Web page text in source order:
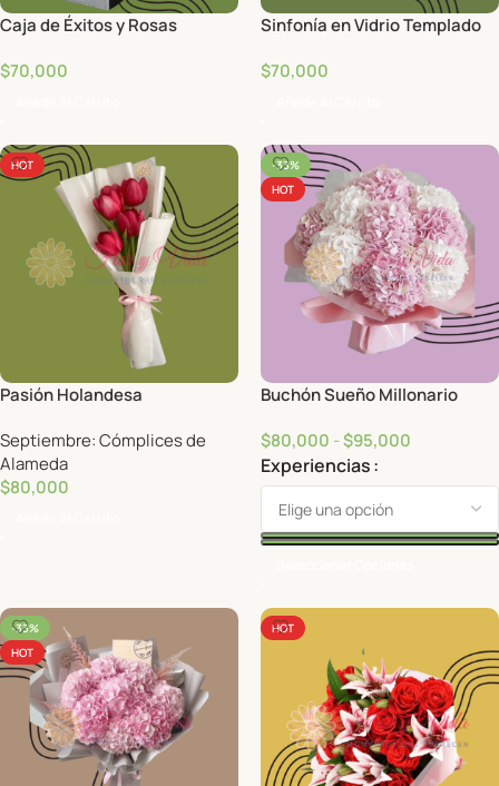
Caja de Éxitos y Rosas
$70,000
Sinfonía en Vidrio Templado
$70,000
HOT
Pasión Holandesa
Septiembre: Cómplices de
Alameda
$80,000
-33%
HOT
Buchón Sueño Millonario
$80,000 -$95,000
Experiencias
-33%
HOT
HOT